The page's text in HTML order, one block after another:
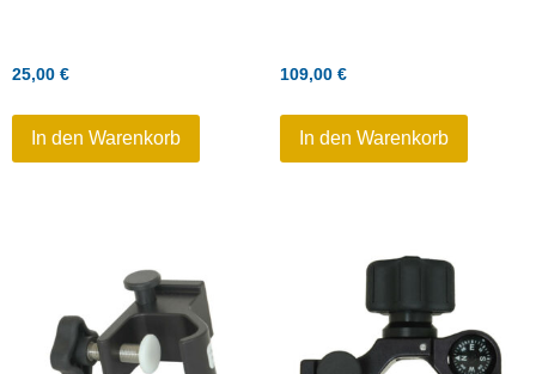
25,00 €
In den Warenkorb
109,00 €
In den Warenkorb